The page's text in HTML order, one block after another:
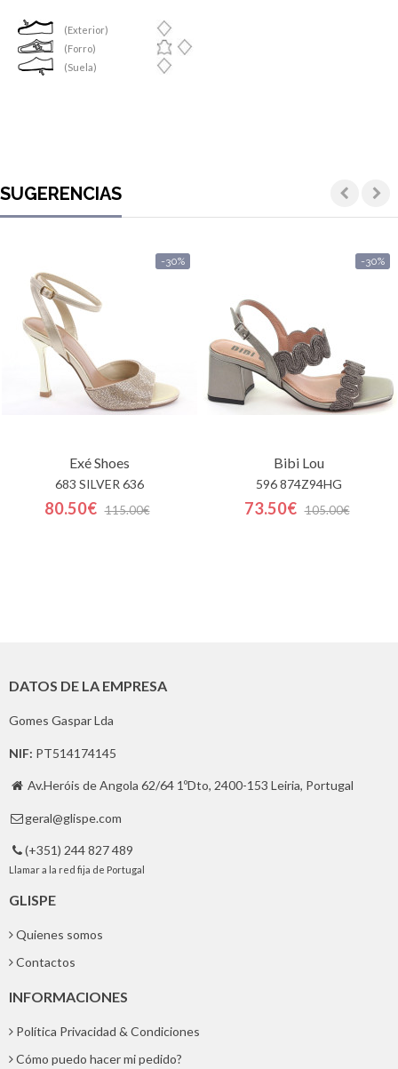
(Exterior)
(Forro)
(Suela)
SUGERENCIAS
-30%
Exé Shoes
683 SILVER 636
80.50€ 115.00€
-30%
Bibi Lou
596 874Z94HG
73.50€ 105.00€
DATOS DE LA EMPRESA
Gomes Gaspar Lda
NIF: PT514174145
 Av.Heróis de Angola 62/64 1ºDto, 2400-153 Leiria, Portugal
 geral@glispe.com
 (+351) 244 827 489
Llamar a la red fija de Portugal
GLISPE
Quienes somos
Contactos
INFORMACIONES
Política Privacidad & Condiciones
Cómo puedo hacer mi pedido?